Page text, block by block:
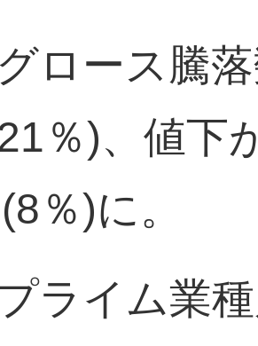
ロース騰
％)、値下
％)に。
ライム業